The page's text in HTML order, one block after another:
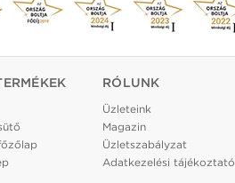
RÓLUNK
Üzleteink
Magazin
Üzletszabályzat
Adatkezelési tájékoztató